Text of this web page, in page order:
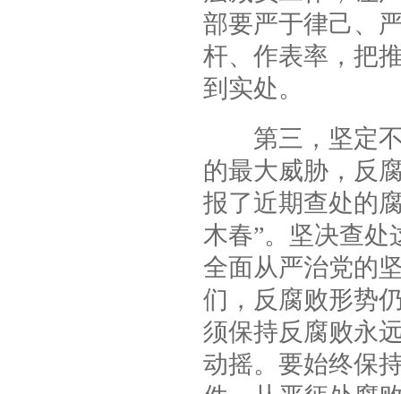
部要严于律己、
杆、作表率，把
到实处。
第三，坚定不
的最大威胁，反
报了近期查处的
木春”。坚决查
全面从严治党的
们，反腐败形势
须保持反腐败永
动摇。要始终保